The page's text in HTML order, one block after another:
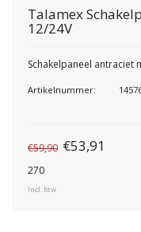
Talamex
12/24V
Schakelpaneel antraciet
Artikelnummer:
€59,90 €53,91
270
Incl. btw